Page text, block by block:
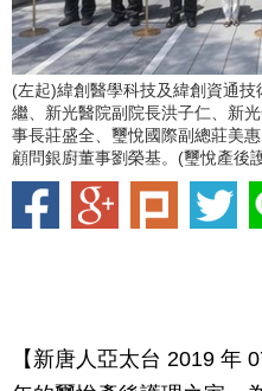
(左起)緯創醫學科技及緯創資通
繼、新光醫院副院長洪子仁、新
事長莊盛全、璽悅國際副總莊美
顧問銀廚董事劉榮基。(璽悅產後
【新唐人亞太台 2019 年